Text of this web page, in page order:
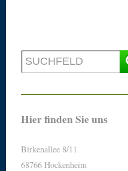
Hier finden Sie uns
Birkenallee 8/11
68766 Hockenheim